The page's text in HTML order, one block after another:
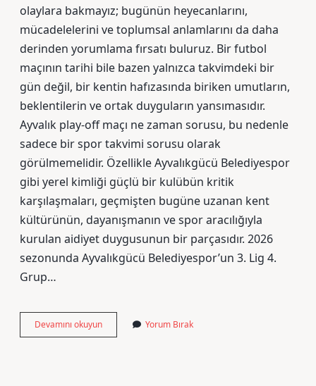
olaylara bakmayız; bugünün heyecanlarını,
mücadelelerini ve toplumsal anlamlarını da daha
derinden yorumlama fırsatı buluruz. Bir futbol
maçının tarihi bile bazen yalnızca takvimdeki bir
gün değil, bir kentin hafızasında biriken umutların,
beklentilerin ve ortak duyguların yansımasıdır.
Ayvalık play-off maçı ne zaman sorusu, bu nedenle
sadece bir spor takvimi sorusu olarak
görülmemelidir. Özellikle Ayvalıkgücü Belediyespor
gibi yerel kimliği güçlü bir kulübün kritik
karşılaşmaları, geçmişten bugüne uzanan kent
kültürünün, dayanışmanın ve spor aracılığıyla
kurulan aidiyet duygusunun bir parçasıdır. 2026
sezonunda Ayvalıkgücü Belediyespor’un 3. Lig 4.
Grup…
Devamını okuyunAyvalık
play-
Yorum Bırak